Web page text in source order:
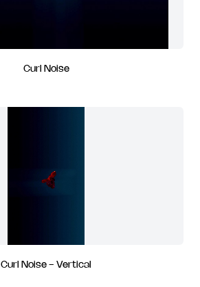
Curl Noise
Curl Noise - Vertical